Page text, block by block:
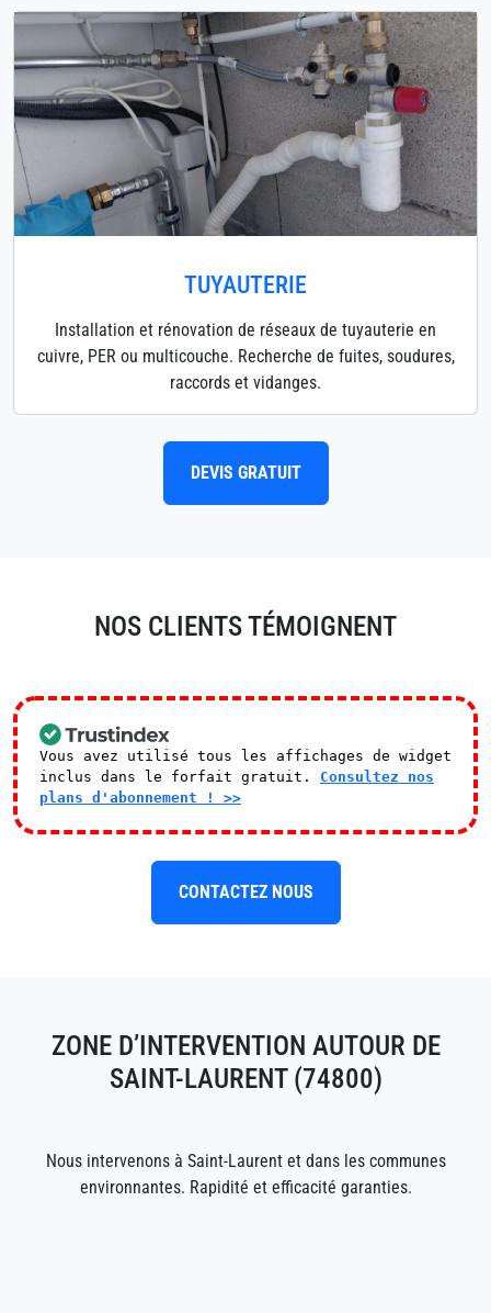
TUYAUTERIE
Installation et rénovation de réseaux de tuyauterie en
cuivre, PER ou multicouche. Recherche de fuites, soudures,
raccords et vidanges.
DEVIS GRATUIT
NOS CLIENTS TÉMOIGNENT
Vous avez utilisé tous les affichages de widget
inclus dans le forfait gratuit. Consultez nos
plans d'abonnement ! >>
CONTACTEZ NOUS
ZONE D’INTERVENTION AUTOUR DE
SAINT-LAURENT (74800)
Nous intervenons à Saint-Laurent et dans les communes
environnantes. Rapidité et efficacité garanties.